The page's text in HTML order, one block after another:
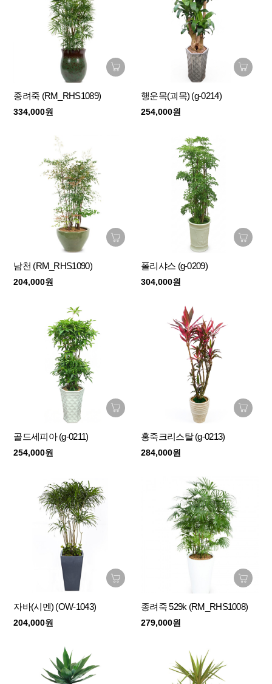
종려죽 (RM_RHS1089)
334,000원
행운목(괴목) (g-0214)
254,000원
남천 (RM_RHS1090)
204,000원
폴리샤스 (g-0209)
304,000원
골드세피아 (g-0211)
254,000원
홍죽크리스탈 (g-0213)
284,000원
자바(시멘) (OW-1043)
204,000원
종려죽 529k (RM_RHS1008)
279,000원